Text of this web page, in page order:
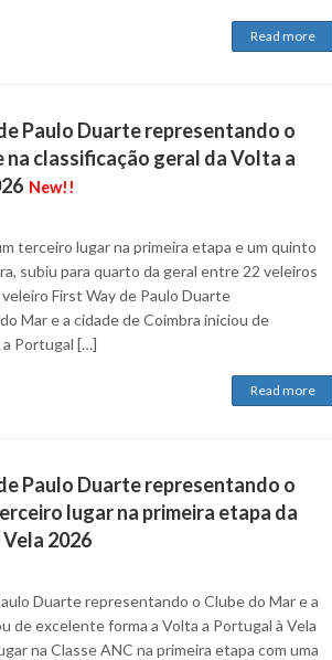
Read more
Paulo Duarte representando o
na classificação geral da Volta a
New!!
terceiro lugar na primeira etapa e um quinto
subiu para quarto da geral entre 22 veleiros
First Way de Paulo Duarte
Mar e a cidade de Coimbra iniciou de
Portugal […]
Read more
Paulo Duarte representando o
lugar na primeira etapa da
2026
Duarte representando o Clube do Mar e a
de excelente forma a Volta a Portugal à Vela
na Classe ANC na primeira etapa com uma